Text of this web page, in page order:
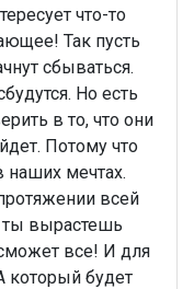
что-то
Так пусть
сбываться.
Но есть
в то, что они
Потому что
наших мечтах.
всей
ты вырастешь
все! И для
который будет